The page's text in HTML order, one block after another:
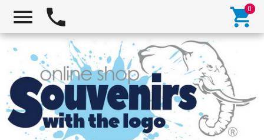
  